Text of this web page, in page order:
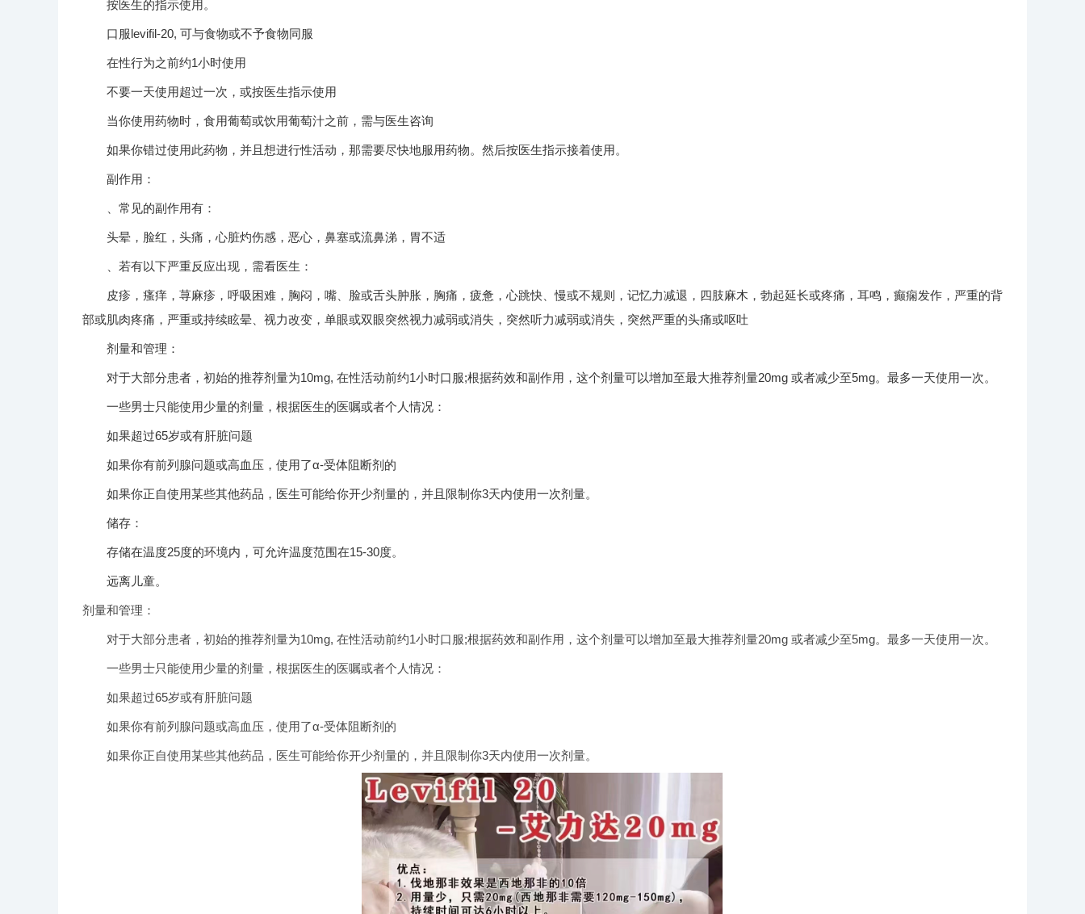
按医生的指示使用。
口服levifil-20, 可与食物或不予食物同服
在性行为之前约1小时使用
不要一天使用超过一次，或按医生指示使用
当你使用药物时，食用葡萄或饮用葡萄汁之前，需与医生咨询
如果你错过使用此药物，并且想进行性活动，那需要尽快地服用药物。然后按医生指示接着使用。
副作用：
、常见的副作用有：
头晕，脸红，头痛，心脏灼伤感，恶心，鼻塞或流鼻涕，胃不适
、若有以下严重反应出现，需看医生：
皮疹，瘙痒，荨麻疹，呼吸困难，胸闷，嘴、脸或舌头肿胀，胸痛，疲惫，心跳快、慢或不规则，记忆力减退，四肢麻木，勃起延长或疼痛，耳鸣，癫痫发作，严重的背
部或肌肉疼痛，严重或持续眩晕、视力改变，单眼或双眼突然视力减弱或消失，突然听力减弱或消失，突然严重的头痛或呕吐
剂量和管理：
对于大部分患者，初始的推荐剂量为10mg, 在性活动前约1小时口服;根据药效和副作用，这个剂量可以增加至最大推荐剂量20mg 或者减少至5mg。最多一天使用一次。
一些男士只能使用少量的剂量，根据医生的医嘱或者个人情况：
如果超过65岁或有肝脏问题
如果你有前列腺问题或高血压，使用了α-受体阻断剂的
如果你正自使用某些其他药品，医生可能给你开少剂量的，并且限制你3天内使用一次剂量。
储存：
存储在温度25度的环境内，可允许温度范围在15-30度。
远离儿童。
剂量和管理：
对于大部分患者，初始的推荐剂量为10mg, 在性活动前约1小时口服;根据药效和副作用，这个剂量可以增加至最大推荐剂量20mg 或者减少至5mg。最多一天使用一次。
一些男士只能使用少量的剂量，根据医生的医嘱或者个人情况：
如果超过65岁或有肝脏问题
如果你有前列腺问题或高血压，使用了α-受体阻断剂的
如果你正自使用某些其他药品，医生可能给你开少剂量的，并且限制你3天内使用一次剂量。